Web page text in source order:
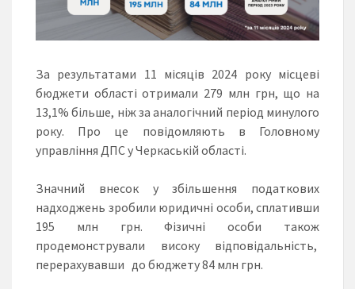
За результатами 11 місяців 2024 року місцеві
бюджети області отримали 279 млн грн, що на
13,1% більше, ніж за аналогічний період минулого
року. Про це повідомляють в Головному
управління ДПС у Черкаській області.
Значний внесок у збільшення податкових
надходжень зробили юридичні особи, сплативши
195 млн грн. Фізичні особи також
продемонстрували високу відповідальність,
перерахувавши до бюджету 84 млн грн.